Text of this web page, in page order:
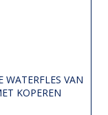
WATERFLES VAN
KOPEREN
KOOLZUUR